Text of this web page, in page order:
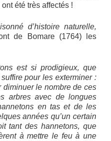
ont été très affectés !
d’histoire naturelle,
de Bomare (1764) les
est si prodigieux, que
pour les exterminer :
le nombre de ces
arbres avec de longues
en tas et de les
années qu’un certain
tant des hannetons, que
à mettre le feu à une